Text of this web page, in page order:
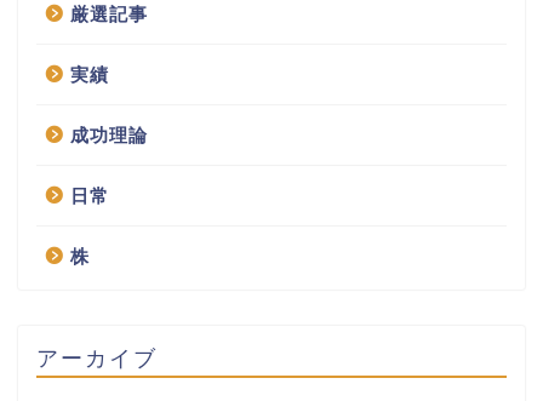
厳選記事
実績
成功理論
日常
株
アーカイブ